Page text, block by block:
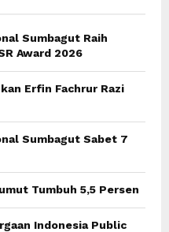
Sumbagut Raih
Award 2026
Erfin Fachrur Razi
Sumbagut Sabet 7
Tumbuh 5,5 Persen
Indonesia Public